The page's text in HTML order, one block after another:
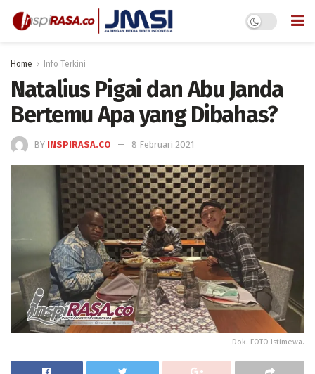
Home Info Terkini
Natalius Pigai dan Abu Janda
Bertemu Apa yang Dibahas?
BY INSPIRASA.CO 8 Februari 2021
Dok. FOTO Istimewa.